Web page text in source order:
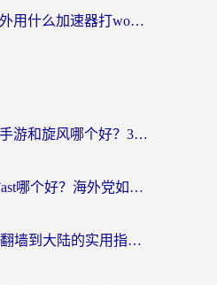
身在海外，究竟国外用什么加速器打wow好？
海外党必看：雷神手游和旋风哪个好？3分钟选对回国加速器，无缝刷国内剧玩游戏
斧牛和快塔TowerFast哪个好？海外党如何选对回国加速器
海外党必看：VPN翻墙到大陆的实用指南——从看CCTV5到选加速器，一篇全搞定